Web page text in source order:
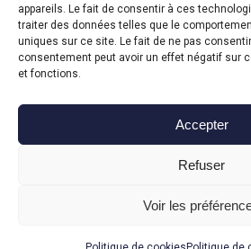
appareils. Le fait de consentir à ces
traiter des données telles que le
uniques sur ce site. Le fait de ne pas
consentement peut avoir un effet négatif sur
et fonctions.
Accepter
Refuser
Voir les
13 décembre 2024
Toody © 2024
Mentions légales
Fait avec le en Vendée